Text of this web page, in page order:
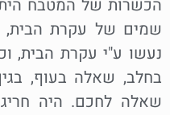
הכשרות של המטבח
שמים של עקרת הבית,
נעשו ע"י עקרת
בחלב, שאלה בעוף,
שאלה לחכם. היה